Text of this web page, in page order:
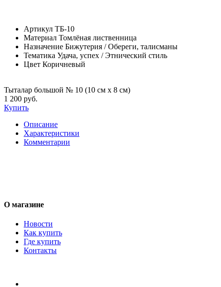
Артикул ТБ-10
Материал Томлёная лиственница
Назначение Бижутерия / Обереги, талисманы
Тематика Удача, успех / Этнический стиль
Цвет Коричневый
Тыталар большой № 10 (10 см х 8 см)
1 200 руб.
Купить
Описание
Характеристики
Комментарии
О магазине
Новости
Как купить
Где купить
Контакты